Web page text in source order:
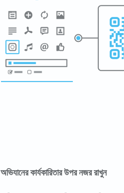
অভিযানের কার্যকারিতার উপর নজর রাখুন